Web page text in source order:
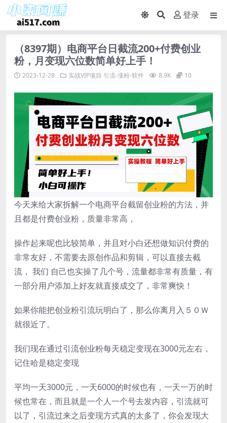
登录
（8397期）电商平台日截流200+付费创业
粉，月变现六位数简单好上手！
2023-12-28 实战VIP项目 引流-涨粉-软件 8.9K 10
今天来给大家拆解一个电商平台截留创业粉的方法，并
且都是付费创业粉，质量非常高，
操作起来呢也比较简单，并且对小白还想做知识付费的
非常友好，不需要去原创作品和剪辑，可以直接去截
流， 我们 自己也实操了几个号，流量都非常有质量，有
一部分用户添加上好友就直接成交了，非常爽快！
如果你能把创业粉引流玩明白了，那么你离月入５０Ｗ
就很近了。
我们现在通过引流创业粉每天稳定变现在3000元左右，
记住哈是稳定变现
平均一天3000元，一天6000的时候也有，一天一万的时
候也常在，而且就是一个人一个号去发内容，引流就可
以了，引流过来之后变现方式真的太多了，你会发现大